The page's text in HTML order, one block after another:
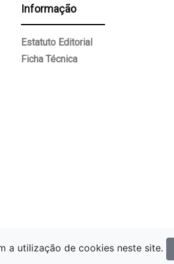
Informação
Estatuto Editorial
Ficha Técnica
Todos os direitos reservados.
a utilização de cookies neste site.